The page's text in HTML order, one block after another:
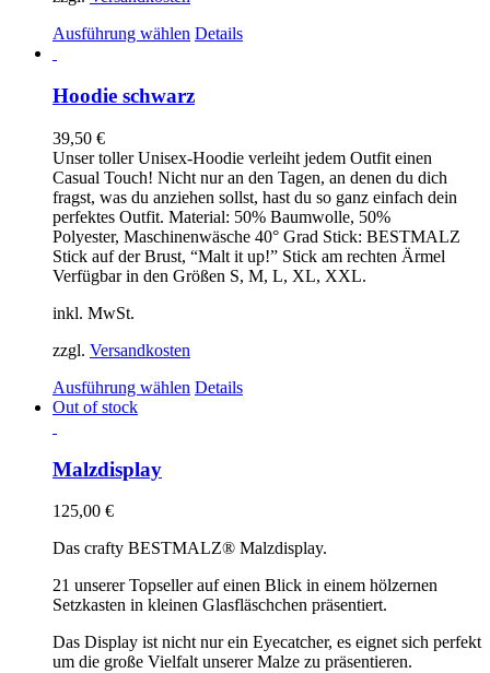
Ausführung wählen Dieses
mehrere
Varianten
Die
Optionen
können
auf
der
Produktseite
gewählt
werden
Details
Hoodie schwarz
39,50 €
Unser toller Unisex-Hoodie verleiht jedem Outfit einen
Casual Touch! Nicht nur an den Tagen, an denen du dich
fragst, was du anziehen sollst, hast du so ganz einfach dein
perfektes Outfit. Material: 50% Baumwolle, 50%
Polyester, Maschinenwäsche 40° Grad Stick: BESTMALZ
Stick auf der Brust, “Malt it up!” Stick am rechten Ärmel
Verfügbar in den Größen S, M, L, XL, XXL.
inkl. MwSt.
zzgl. Versandkosten
Ausführung wählen Dieses
können
der
Produktseite
werden
Details
Out of stock
Malzdisplay
125,00 €
Das crafty BESTMALZ® Malzdisplay.
21 unserer Topseller auf einen Blick in einem hölzernen
Setzkasten in kleinen Glasfläschchen präsentiert.
Das Display ist nicht nur ein Eyecatcher, es eignet sich perfekt
um die große Vielfalt unserer Malze zu präsentieren.